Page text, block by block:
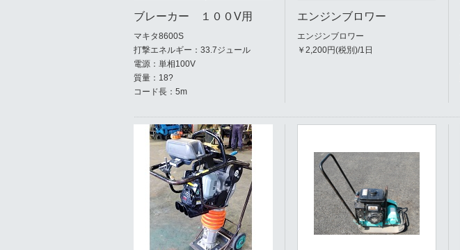
ブレーカー １００V用
マキタ8600S
打撃エネルギー：33.7ジュール
電源：単相100V
質量：18?
コード長：5m
エンジンブロワー
エンジンブロワー
￥2,200円(税別)/1日